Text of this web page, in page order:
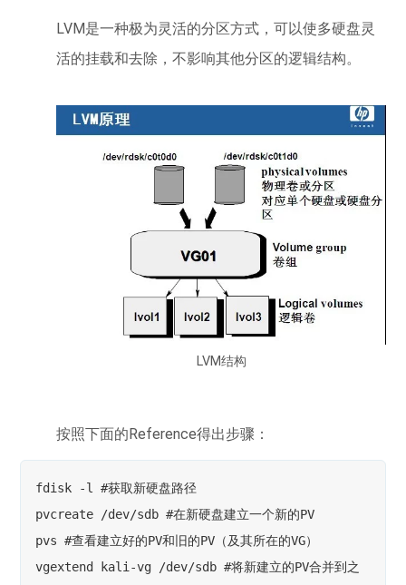
LVM是一种极为灵活的分区方式，可以使多硬盘灵
活的挂载和去除，不影响其他分区的逻辑结构。
LVM结构
按照下面的Reference得出步骤：
fdisk -l #获取新硬盘路径
pvcreate /dev/sdb #在新硬盘建立一个新的PV
pvs #查看建立好的PV和旧的PV（及其所在的VG）
vgextend kali-vg /dev/sdb #将新建立的PV合并到之